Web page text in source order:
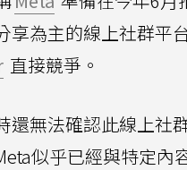
享為主的線上社群平
直接競爭。
還無法確認此線上社
似乎已經與特定內